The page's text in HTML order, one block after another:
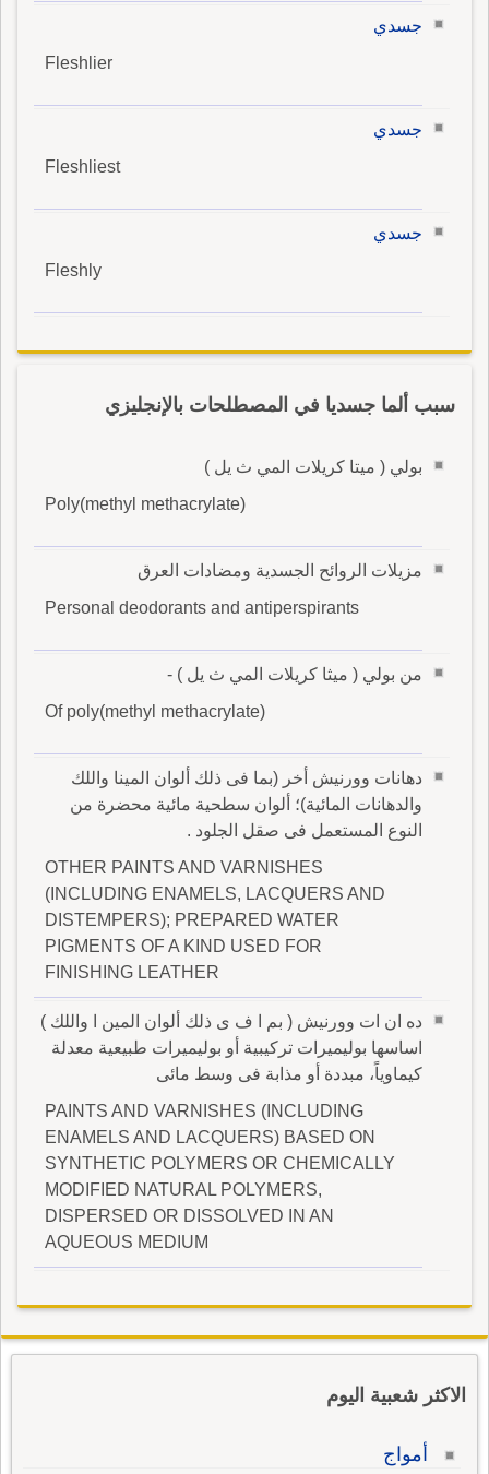
جسدي
Fleshlier
جسدي
Fleshliest
جسدي
Fleshly
سبب ألما جسديا في المصطلحات بالإنجليزي
بولي ( ميتا كريلات المي ث يل )
Poly(methyl methacrylate)
مزيلات الروائح الجسدية ومضادات العرق
Personal deodorants and antiperspirants
من بولي ( ميثا كريلات المي ث يل ) -
Of poly(methyl methacrylate)
دهانات وورنيش أخر (بما فى ذلك ألوان المينا واللك
والدهانات المائية)؛ ألوان سطحية مائية محضرة من
النوع المستعمل فى صقل الجلود .
OTHER PAINTS AND VARNISHES
(INCLUDING ENAMELS, LACQUERS AND
DISTEMPERS); PREPARED WATER
PIGMENTS OF A KIND USED FOR
FINISHING LEATHER
ده ان ات وورنيش ( بم ا ف ى ذلك ألوان المين ا واللك )
اساسها بوليميرات تركيبية أو بوليميرات طبيعية معدلة
كيماوياً، مبددة أو مذابة فى وسط مائى
PAINTS AND VARNISHES (INCLUDING
ENAMELS AND LACQUERS) BASED ON
SYNTHETIC POLYMERS OR CHEMICALLY
MODIFIED NATURAL POLYMERS,
DISPERSED OR DISSOLVED IN AN
AQUEOUS MEDIUM
الاكثر شعبية اليوم
أمواج